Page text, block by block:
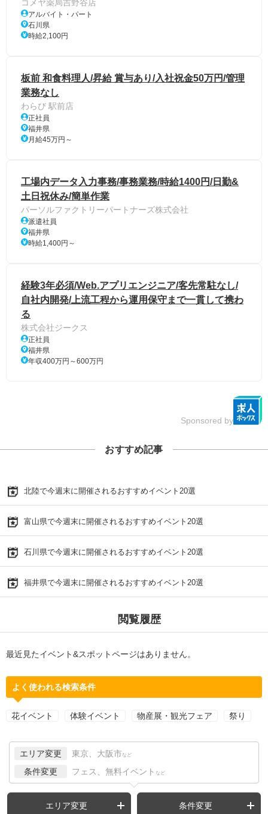
コメヤ薬局吉野谷店
アルバイト・パート
石川県
時給2,100円
板前 和食料理人/昇給 賞与あり/入社祝金50万円/管理
業務なし
わらび 駅前店
正社員
福井県
月給45万円～
工場内データ入力事務/事務業務/時給1400円/日勤&
土日祝休み/簡単作業
パーソルファクトリーパートナーズ株式会社
派遣社員
福井県
時給1,400円～
経験3年必須/Web.アプリエンジニア/客先常駐なし/
自社内開発/上流工程から運用保守まで一貫して携わ
る
株式会社ジークス
正社員
福井県
年収400万円～600万円
Sponsored by
おすすめ記事
北陸で今週末に開催されるおすすめイベント20選
富山県で今週末に開催されるおすすめイベント20選
石川県で今週末に開催されるおすすめイベント20選
福井県で今週末に開催されるおすすめイベント20選
閲覧履歴
最近見たイベント&スポットページはありません。
よく使われる検索条件
花イベント 体験イベント 物産展・観光フェア 祭り
エリア変更 東京、大阪市 など
条件変更 フェス、無料イベント など
エリア変更 条件変更